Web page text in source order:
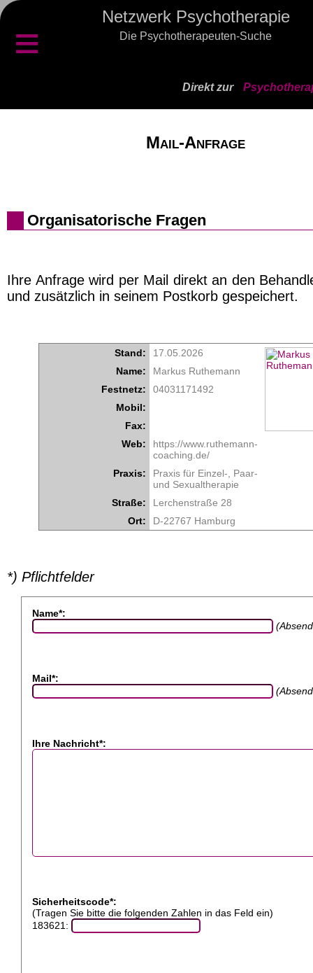
Netzwerk Psychotherapie
Die Psychotherapeuten-Suche
≡
Direkt zur
Mail-Anfrage
Organisatorische Fragen
Ihre Anfrage wird per Mail direkt an den
und zusätzlich in seinem Postkorb gespeichert.
Stand:
17.05.2026
Name:
Markus Ruthemann
Festnetz:
04031171492
Mobil:
Fax:
Web:
https://www.ruthemann-
coaching.de/
Praxis:
Praxis für Einzel-, Paar-
und Sexualtherapie
Straße:
Lerchenstraße 28
Ort:
D-22767 Hamburg
*) Pflichtfelder
Name*:
Mail*:
Ihre Nachricht*:
Sicherheitscode*:
(Tragen Sie bitte die folgenden Zahlen in das Feld ein)
183621: